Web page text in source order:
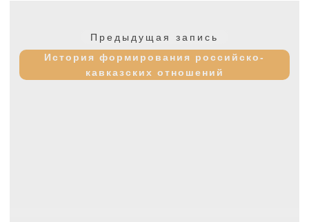
Предыдущая запись
запись:
История формирования российско-
кавказских отношений